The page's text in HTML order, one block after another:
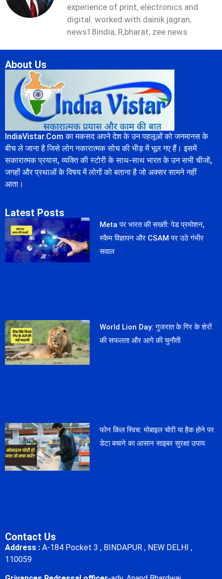
experience of print, electronics and
digital. worked with dainik jagran,
news18india, R,bharat, zee news
About Us
IndiaVistar.Com का मकसद अपने देश के उन पहलूओं को जनमानस के
बीच ले जाना है जिसे लोग नकारात्मक सोच की भीड़ में भूल गए हैं। इसमें
सकारात्मक प्रयास, व्यक्ति की स्टोरी के साथ-साथ भारत के उन सभी चीजों,
जगहों और प्रथाओं के विषय में लोगों को बताना है जो अक्सर सामने नहीं
आता।
Latest Posts
Meta पर भारत की सख्ती: पेड प्रमोशन,
स्कैम विज्ञापन और CSAM पर उठे गंभीर
सवाल
World Lion Day: गुजरात के गिर के शेरों
की सफलता और आगे की चुनौती
फोन किल स्विच: मोबाइल चोरी या हैक होने पर
डेटा बचाने का आसान साइबर सुरक्षा उपाय
Contact Us
Address : A-184 Pocket 3 , BINDAPUR , NEW DELHI ,
110059